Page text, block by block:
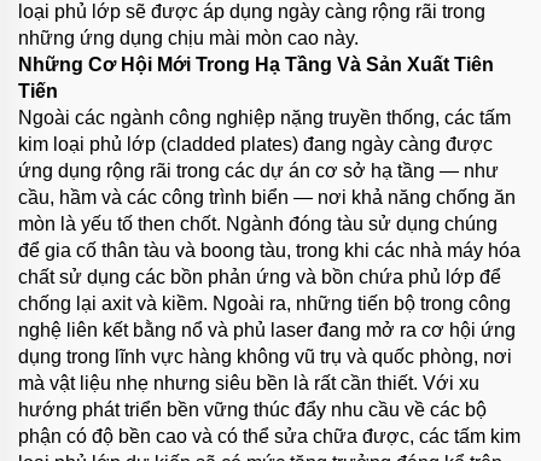
loại phủ lớp sẽ được áp dụng ngày càng rộng rãi trong
những ứng dụng chịu mài mòn cao này.
Những Cơ Hội Mới Trong Hạ Tầng Và Sản Xuất Tiên
Tiến
Ngoài các ngành công nghiệp nặng truyền thống, các tấm
kim loại phủ lớp (cladded plates) đang ngày càng được
ứng dụng rộng rãi trong các dự án cơ sở hạ tầng — như
cầu, hầm và các công trình biển — nơi khả năng chống ăn
mòn là yếu tố then chốt. Ngành đóng tàu sử dụng chúng
để gia cố thân tàu và boong tàu, trong khi các nhà máy hóa
chất sử dụng các bồn phản ứng và bồn chứa phủ lớp để
chống lại axit và kiềm. Ngoài ra, những tiến bộ trong công
nghệ liên kết bằng nổ và phủ laser đang mở ra cơ hội ứng
dụng trong lĩnh vực hàng không vũ trụ và quốc phòng, nơi
mà vật liệu nhẹ nhưng siêu bền là rất cần thiết. Với xu
hướng phát triển bền vững thúc đẩy nhu cầu về các bộ
phận có độ bền cao và có thể sửa chữa được, các tấm kim